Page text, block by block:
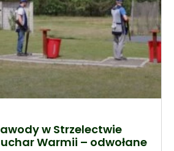
w Strzelectwie
Warmii – odwołane